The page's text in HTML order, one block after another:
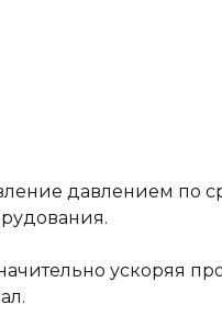
давлением по
ускоряя